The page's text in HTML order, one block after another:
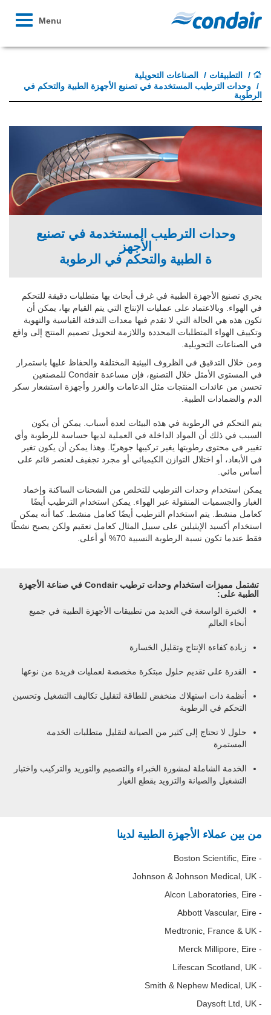
Toggle
Menu
التطبيقات
الصناعات التحويلية
وحدات الترطيب المستخدمة في تصنيع الأجهزة الطبية والتحكم في
الرطوبة
وحدات الترطيب المستخدمة في تصنيع
الأجهز
ة الطبية والتحكم في الرطوبة
يجري تصنيع الأجهزة الطبية في غرف أبحاث بها متطلبات دقيقة للتحكم
في الهواء. وبالاعتماد على عمليات الإنتاج التي يتم القيام بها، يمكن أن
تكون هذه هي الحالة التي لا تقدم فيها معدات التدفئة القياسية والتهوية
وتكييف الهواء المتطلبات المحددة واللازمة لتحويل تصميم المنتج إلى واقع
في الصناعات التحويلية.
ومن خلال التدقيق في الظروف البيئية المختلفة والحفاظ عليها باستمرار
في المستوى الأمثل خلال التصنيع، فإن مساعدة Condair للمصنعين
تحسن من عائدات المنتجات مثل الدعامات والغرز وأجهزة استشعار سكر
الدم والضمادات الطبية.
يتم التحكم في الرطوبة في هذه البيئات لعدة أسباب. يمكن أن يكون
السبب في ذلك أن المواد الداخلة في العملية لديها حساسة للرطوبة وأي
تغيير في محتوى رطوبتها يغير تركيبها جوهريًا. وهذا يمكن أن يكون تغير
في الأبعاد، أو اختلال التوازن الكيميائي أو مجرد تجفيف لعنصر قائم على
أساس مائي.
يمكن استخدام وحدات الترطيب للتخلص من الشحنات الساكنة وإخماد
الغبار والجسميات المنقولة عبر الهواء. يمكن استخدام الترطيب أيضًا
كعامل منشط. يتم استخدام الترطيب أيضًا كعامل منشط. كما أنه يمكن
استخدام أكسيد الإيثيلين على سبيل المثال كعامل تعقيم ولكن يصبح نشطًا
فقط عندما تكون نسبة الرطوبة النسبية 70% أو أعلى.
تشتمل مميزات استخدام وحدات ترطيب Condair في صناعة الأجهزة
الطبية على:
الخبرة الواسعة في العديد من تطبيقات الأجهزة الطبية في جميع
أنحاء العالم
زيادة كفاءة الإنتاج وتقليل الخسارة
القدرة على تقديم حلول مبتكرة مخصصة لعمليات فريدة من نوعها
أنظمة ذات استهلاك منخفض للطاقة لتقليل تكاليف التشغيل وتحسين
التحكم في الرطوبة
حلول لا تحتاج إلى كثير من الصيانة لتقليل متطلبات الخدمة
المستمرة
الخدمة الشاملة لمشورة الخبراء والتصميم والتوريد والتركيب واختبار
التشغيل والصيانة والتزويد بقطع الغيار
من بين عملاء الأجهزة الطبية لدينا
- Boston Scientific, Eire
- Johnson & Johnson Medical, UK
- Alcon Laboratories, Eire
- Abbott Vascular, Eire
- Medtronic, France & UK
- Merck Millipore, Eire
- Lifescan Scotland, UK
- Smith & Nephew Medical, UK
- Daysoft Ltd, UK